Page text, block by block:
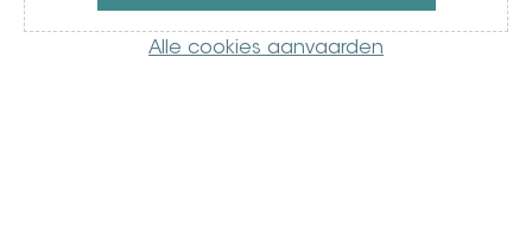
Alle cookies aanvaarden